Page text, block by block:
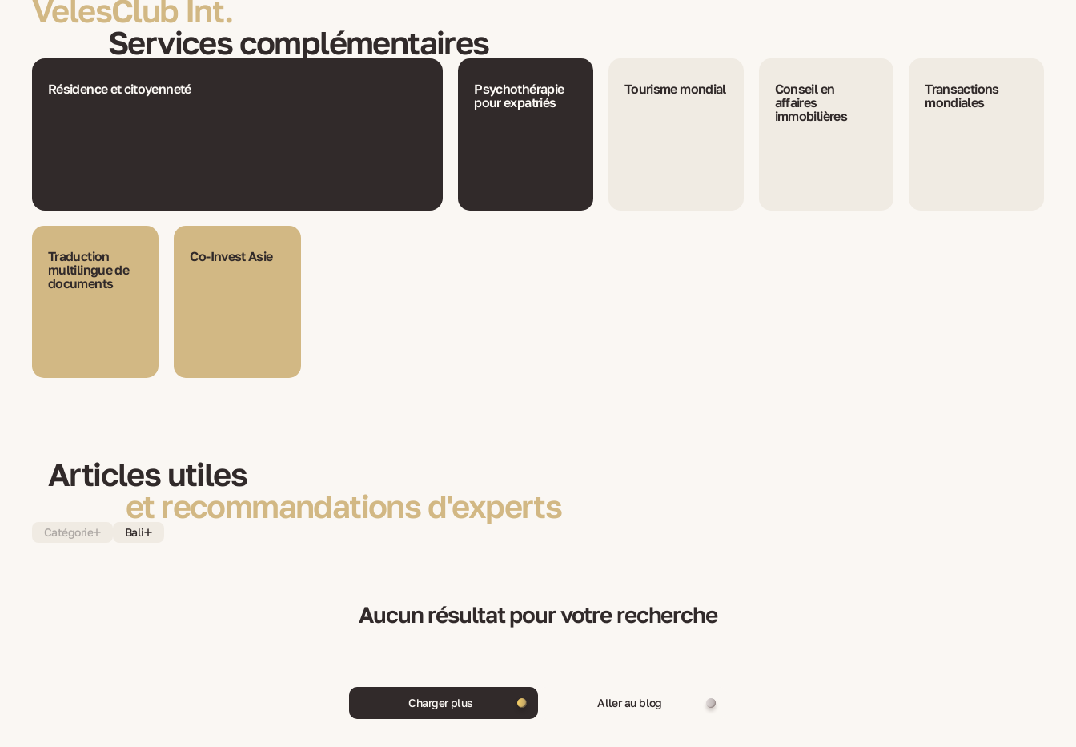
VelesClub Int.
Services complémentaires
Résidence et citoyenneté
Psychothérapie
pour expatriés
Tourisme mondial
Conseil en
affaires
immobilières
Transactions
mondiales
Traduction
multilingue de
documents
Co-Invest Asie
Articles utiles
et recommandations d'experts
Catégorie Bali
Aucun résultat pour votre recherche
Charger plus Aller au blog